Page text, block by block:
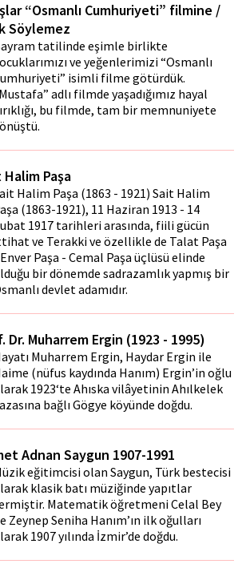
“Osmanlı Cumhuriyeti” filmine /
Söylemez
tatilinde eşimle birlikte
ve yeğenlerimizi “Osmanlı
isimli filme götürdük.
adlı filmde yaşadığımız hayal
bu filmde, tam bir memnuniyete
Paşa
Halim Paşa (1863 - 1921) Sait Halim
(1863-1921), 11 Haziran 1913 - 14
1917 tarihleri arasında, fiili gücün
ve Terakki ve özellikle de Talat Paşa
Paşa - Cemal Paşa üçlüsü elinde
bir dönemde sadrazamlık yapmış bir
devlet adamıdır.
Dr. Muharrem Ergin (1923 - 1995)
Muharrem Ergin, Haydar Ergin ile
(nüfus kaydında Hanım) Ergin’in oğlu
1923‘te Ahıska vilâyetinin Ahılkelek
bağlı Gögye köyünde doğdu.
Adnan Saygun 1907-1991
eğitimcisi olan Saygun, Türk bestecisi
klasik batı müziğinde yapıtlar
Matematik öğretmeni Celal Bey
Zeynep Seniha Hanım’ın ilk oğulları
1907 yılında İzmir’de doğdu.